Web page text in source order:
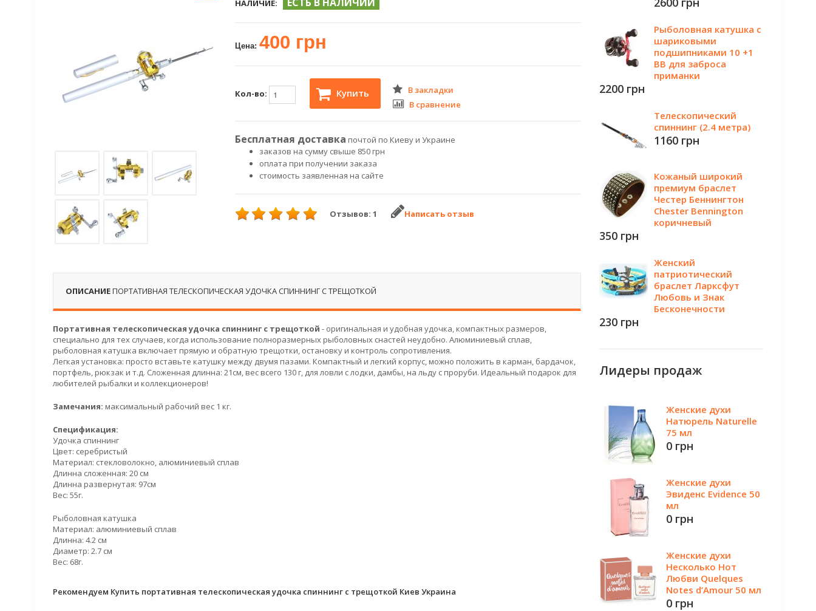
НАЛИЧИЕ:
Цена: 400 грн
Кол-во: Купить
В закладки
В сравнение
Бесплатная доставка почтой по Киеву и Украине
заказов на сумму свыше 850 грн
оплата при получении заказа
стоимость заявленная на сайте
Отзывов: 1 Написать отзыв
ОПИСАНИЕПОРТАТИВНАЯ ТЕЛЕСКОПИЧЕСКАЯ УДОЧКА СПИННИНГ С ТРЕЩОТКОЙ
Портативная телескопическая удочка спиннинг с трещоткой - оригинальная и удобная удочка, компактных размеров,
специально для тех случаев, когда использование полноразмерных рыболовных снастей неудобно. Алюминиевый сплав,
рыболовная катушка включает прямую и обратную трещотки, остановку и контроль сопротивления.
Легкая установка: просто вставьте катушку между двумя пазами. Компактный и легкий корпус, можно положить в карман, бардачок,
портфель, рюкзак и т.д. Сложенная длинна: 21см, вес всего 130 г, для ловли с лодки, дамбы, на льду с проруби. Идеальный подарок для
любителей рыбалки и коллекционеров!
Замечания: максимальный рабочий вес 1 кг.
Спецификация:
Удочка спиннинг
Цвет: серебристый
Материал: стекловолокно, алюминиевый сплав
Длинна сложенная: 20 см
Длинна развернутая: 97см
Вес: 55г.
Рыболовная катушка
Материал: алюминиевый сплав
Длинна: 4.2 см
Диаметр: 2.7 см
Вес: 68г.
Рекомендуем Купить портативная телескопическая удочка спиннинг с трещоткой Киев Украина
Рыболовная катушка с
шариковыми
подшипниками 10 +1
BB для заброса
приманки
2200 грн
Телескопический
спиннинг (2.4 метра)
1160 грн
Кожаный широкий
премиум браслет
Честер Беннингтон
Chester Bennington
коричневый
350 грн
Женский
патриотический
браслет Ларксфут
Любовь и Знак
Бесконечности
230 грн
Лидеры продаж
Женские духи
Натюрель Naturelle
75 мл
0 грн
Женские духи
Эвиденс Evidence 50
мл
0 грн
Женские духи
Несколько Нот
Любви Quelques
Notes d’Amour 50 мл
0 грн